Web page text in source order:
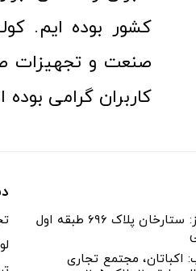
کشور بوده ایم.
صنعت و تجهیزات
کاربران گرامی
شعبه مرکز: ستارخان پلاک ۶۹۶ طبقه اول
اکباتان، مجتمع تجاری